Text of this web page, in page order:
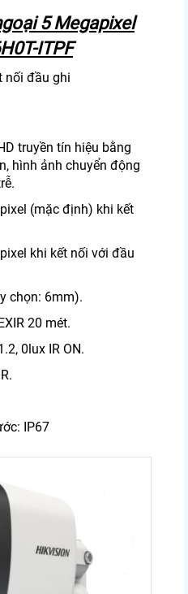
5 Megapixel
ITPF
nối đầu ghi
truyền tín hiệu bằng
hình ảnh chuyển động
(mặc định) khi kết
khi kết nối với đầu
chọn: 6mm).
20 mét.
0lux IR ON.
IP67